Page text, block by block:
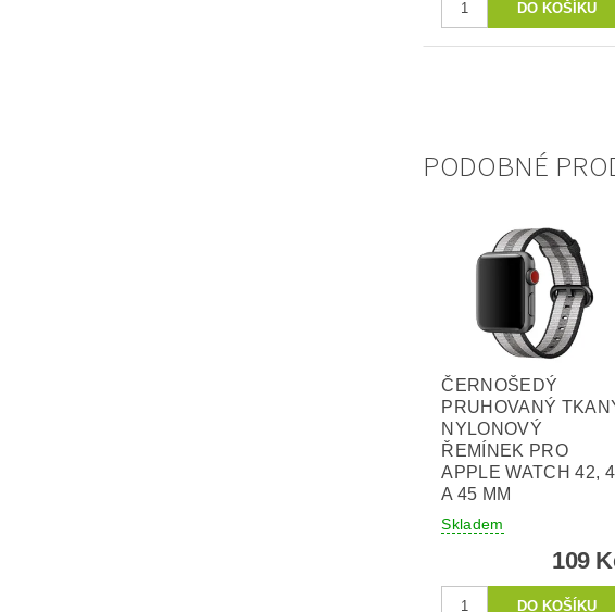
PODOBNÉ
ČERNOŠEDÝ
PRUHOVANÝ
NYLONOVÝ
ŘEMÍNEK PRO
APPLE WATCH 42,
A 45 MM
Skladem
109